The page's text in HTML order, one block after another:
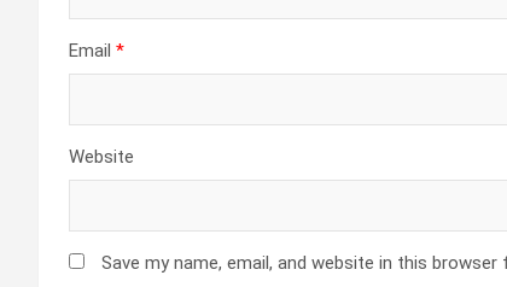
Email *
Website
Save my name, email, and website in this